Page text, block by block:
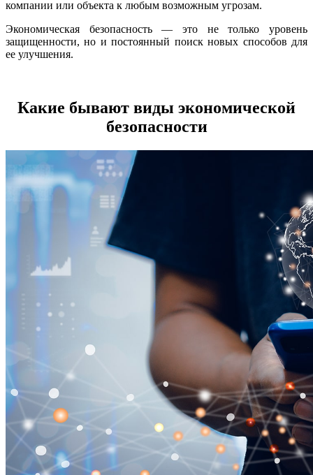
компании или объекта к любым возможным угрозам.
Экономическая безопасность — это не только уровень
защищенности, но и постоянный поиск новых способов для
ее улучшения.
Какие бывают виды экономической
безопасности